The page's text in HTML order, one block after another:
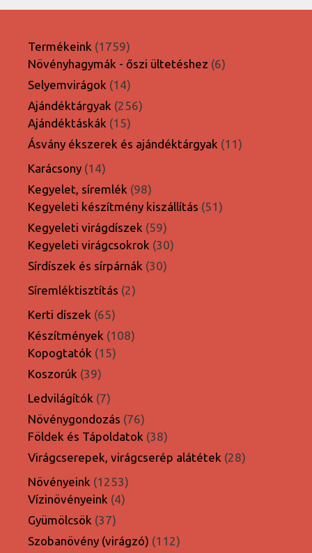
Termékeink 17591759
termék
Növényhagymák - őszi ültetéshez 66
Selyemvirágok 1414
termék
Ajándéktárgyak 256256
Ajándéktáskák 1515
termék
Ásvány ékszerek és ajándéktárgyak 1111
Karácsony 1414
termék
Kegyelet, síremlék 9898
termék
Kegyeleti készítmény kiszállítás 5151
Kegyeleti virágdíszek 5959
termék
Kegyeleti virágcsokrok 3030
Sírdíszek és sírpárnák 3030
Síremléktisztítás 22
Kerti díszek 6565
termék
Készítmények 108108
Kopogtatók 1515
Koszorúk 3939
termék
Ledvilágítók 77
termék
Növénygondozás 7676
termék
Földek és Tápoldatok 3838
termék
Virágcserepek, virágcserép alátétek 2828
Növényeink 12531253
termék
Vízinövényeink 44
Gyümölcsök 3737
termék
Szobanövény (virágzó) 112112